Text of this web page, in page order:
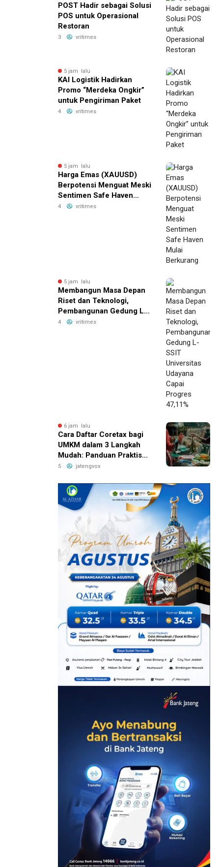
POST Hadir sebagai Solusi
POS untuk Operasional
Restoran
3 vritimes
5 jam lalu
KAI Logistik Hadirkan
Promo “Merdeka Ongkir”
untuk Pengiriman Paket
4 vritimes
5 jam lalu
Harga Emas (XAUUSD)
Berpotensi Menguat Meski
Sentimen Safe Haven
Mulai Berkurang
4 vritimes
5 jam lalu
Membangun Masa Depan
Riset dan Teknologi,
Pembangunan Gedung L-
SSIT Universitas Udayana
4 vritimes
6 jam lalu
Cara Daftar Coretax bagi
UMKM dalam 3 Langkah
Mudah: Panduan Praktis
yang Bikin Bisnis Anda
5 jatengvox